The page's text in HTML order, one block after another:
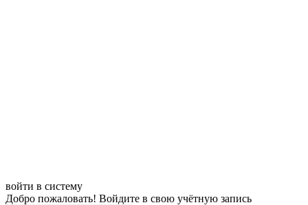
войти в систему
Добро пожаловать! Войдите в свою учётную запись